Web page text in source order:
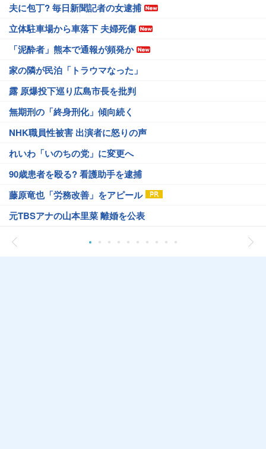
夫に包丁? 毎日新聞記者の女逮捕
立体駐車場から車落下 夫婦死傷
「泥酔者」熊本で通報が頻発か
家の隣が民泊「トラウマなった」
露 原爆投下巡り広島市長を批判
無期刑の「終身刑化」傾向続く
NHK職員性被害 出演者に怒りの声
れいわ「いのちの党」に変更へ
90歳患者を殴る? 看護助手を逮捕
藤原竜也「労務改善」をアピール
元TBSアナの山本里菜 離婚を公表